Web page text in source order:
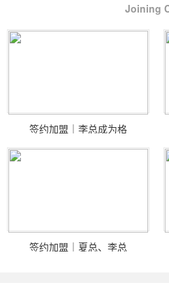
Joining
签约加盟｜李总成为格
签约加盟｜夏总、李总